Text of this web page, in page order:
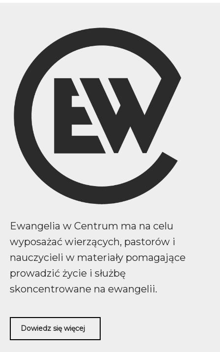
Ewangelia w Centrum ma na celu
wyposażać wierzących, pastorów i
nauczycieli w materiały pomagające
prowadzić życie i służbę
skoncentrowane na ewangelii.
Dowiedz się więcej